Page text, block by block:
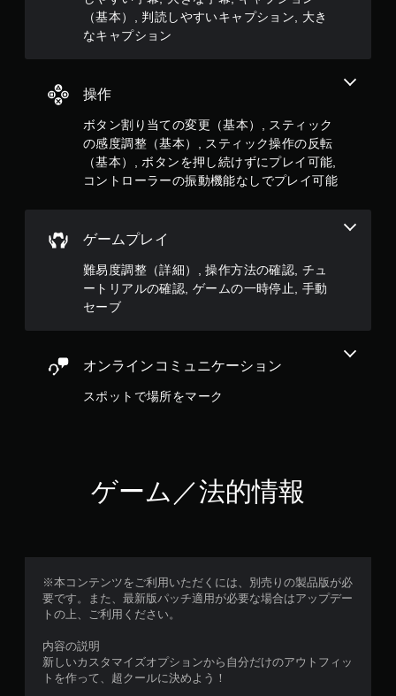
（基本）, 判読しやすいキャプション, 大き
なキャプション
い
キ
シ
ン
キ
ャ
プ
ョ
を
み
や
す
し
す
な
ョ
ン
キ
ャ
プ
シ
ョ
操作
ボタン割り当ての変更（基本）, スティック
の感度調整（基本）, スティック操作の反転
（基本）, ボタンを押し続けずにプレイ可能,
コントローラーの振動機能なしでプレイ可能
ー
ム
を
し
り
メ
ニ
ュ
を
作
き
ま
す
コ
ト
の
振
能
な
し
で
レ
イ
可
ゲームプレイ
難易度調整（詳細）, 操作方法の確認, チュ
ートリアルの確認, ゲームの一時停止, 手動
セーブ
オ
フ
ラ
イ
プ
レ
イ
の
み
）
手
ー
ブ
自
き
タ
で
ゲ
セ
ブ
し
て
中
断
で
き
オンラインコミュニケーション
スポットで場所をマーク
ゲーム／法的情報
※本コンテンツをご利用いただくには、別売りの製品版が必
要です。また、最新版パッチ適用が必要な場合はアップデー
トの上、ご利用ください。
内容の説明
新しいカスタマイズオプションから自分だけのアウトフィッ
トを作って、超クールに決めよう！